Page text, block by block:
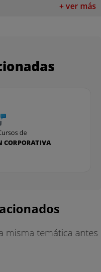
empresarial
corporativa
y
+ ver más
de
CORPORATIVA
misma temática antes